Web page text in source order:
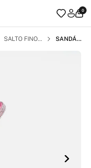
0
SALTO FINO
SANDÁLI